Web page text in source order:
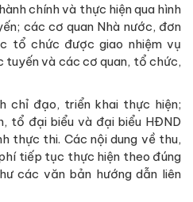
chính và thực hiện qua hình
các cơ quan Nhà nước, đơn
tổ chức được giao nhiệm vụ
và các cơ quan, tổ chức,
chỉ đạo, triển khai thực hiện;
tổ đại biểu và đại biểu HĐND
thực thi. Các nội dung về thu,
tiếp tục thực hiện theo đúng
các văn bản hướng dẫn liên